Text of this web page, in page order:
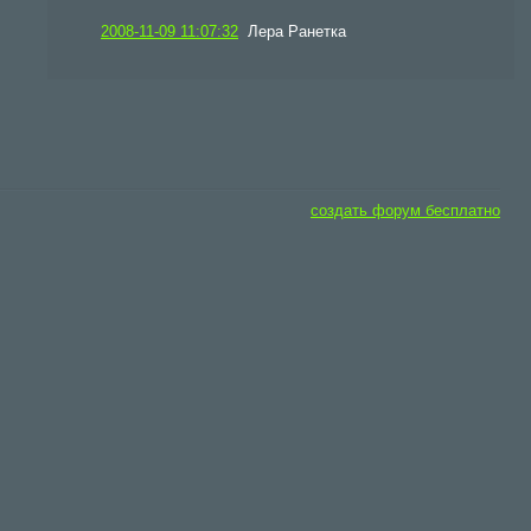
2008-11-09 11:07:32 Лера Ранетка
создать форум бесплатно